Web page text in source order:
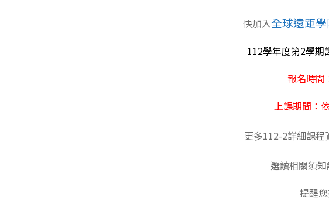
快加入全球遠距
112學年度第2學期
報名時間
上課期間：依
更多112-2詳細課程
選讀相關須
提醒